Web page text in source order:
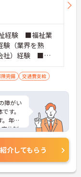
経験 ■福祉業
験（業界を熟
社）経験 ■複
の役員経験 【求
覚がある方 ・
改善する気概
ら解決に向け
完備 交通費支給
障がい
す。
。年間
休制
両立も
リア
ら60代
。ご興
気軽に
紹介してもらう